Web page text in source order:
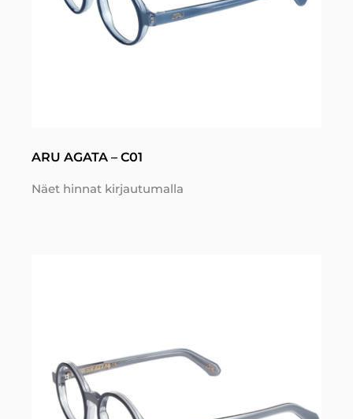
ARU AGATA – C01
Näet hinnat kirjautumalla